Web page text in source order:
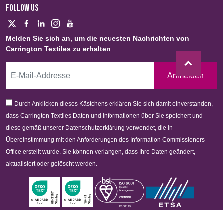
FOLLOW US
Melden Sie sich an, um die neuesten Nachrichten von
Carrington Textiles zu erhalten
Anmelden
Durch Anklicken dieses Kästchens erklären Sie sich damit einverstanden,
dass Carrington Textiles Daten und Informationen über Sie speichert und
diese gemäß unserer Datenschutzerklärung verwendet, die in
Übereinstimmung mit den Anforderungen des Information Commissioners
Office erstellt wurde. Sie können verlangen, dass Ihre Daten geändert,
aktualisiert oder gelöscht werden.